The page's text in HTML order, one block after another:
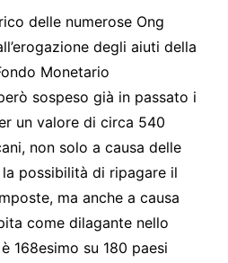
delle numerose Ong
degli aiuti della
Monetario
sospeso già in passato i
un valore di circa 540
non solo a causa delle
possibilità di ripagare il
ma anche a causa
come dilagante nello
168esimo su 180 paesi